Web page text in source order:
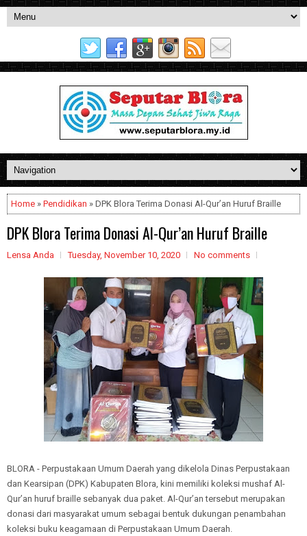
Home » Pendidikan » DPK Blora Terima Donasi Al-Qur’an Huruf Braille
DPK Blora Terima Donasi Al-Qur’an Huruf Braille
Lensa Anda Tuesday, November 10, 2020 No comments
BLORA - Perpustakaan Umum Daerah yang dikelola Dinas Perpustakaan
dan Kearsipan (DPK) Kabupaten Blora, kini memiliki koleksi mushaf Al-
Qur’an huruf braille sebanyak dua paket. Al-Qur’an tersebut merupakan
donasi dari masyarakat umum sebagai bentuk dukungan penambahan
koleksi buku keagamaan di Perpustakaan Umum Daerah.